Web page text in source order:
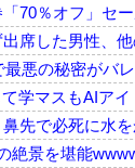
70％オフ」セ
席した男性、
悪の秘密がバ
学マスもAIアイ
先で必死に水
絶景を堪能